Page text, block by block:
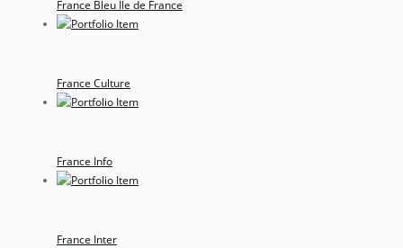
France Bleu Ile de France
France Culture
France Info
France Inter